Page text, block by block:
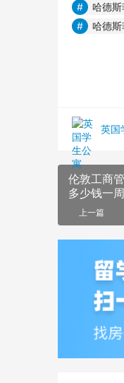
哈德
哈德
英国
伦敦工商
多少钱一周
上一篇